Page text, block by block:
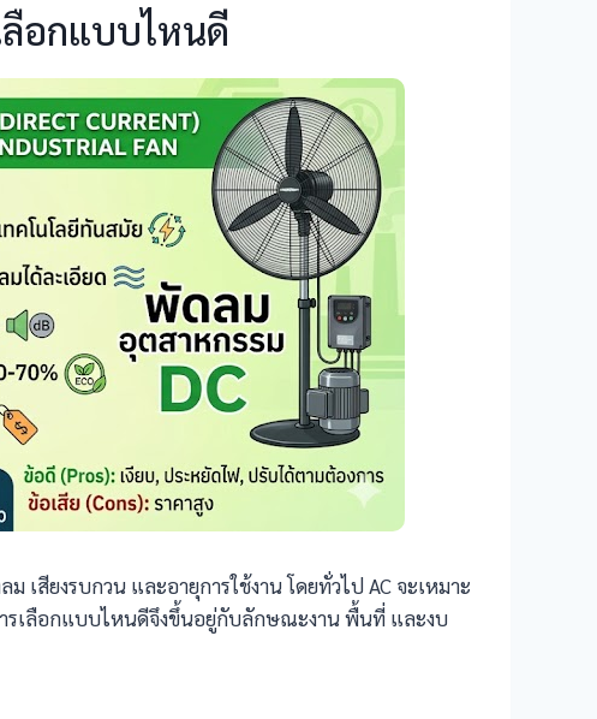
ลือกแบบไหนดี
สียงรบกวน และอายุการใช้งาน โดยทั่วไป AC จะเหมาะ
ารเลือกแบบไหนดีจึงขึ้นอยู่กับลักษณะงาน พื้นที่ และงบ